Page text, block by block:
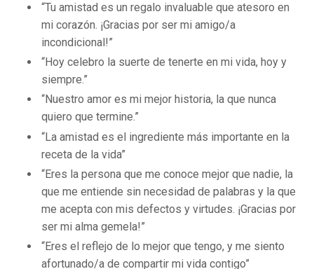
“Tu amistad es un regalo invaluable que atesoro en
mi corazón. ¡Gracias por ser mi amigo/a
incondicional!”
“Hoy celebro la suerte de tenerte en mi vida, hoy y
siempre.”
“Nuestro amor es mi mejor historia, la que nunca
quiero que termine.”
“La amistad es el ingrediente más importante en la
receta de la vida”
“Eres la persona que me conoce mejor que nadie, la
que me entiende sin necesidad de palabras y la que
me acepta con mis defectos y virtudes. ¡Gracias por
ser mi alma gemela!”
“Eres el reflejo de lo mejor que tengo, y me siento
afortunado/a de compartir mi vida contigo”